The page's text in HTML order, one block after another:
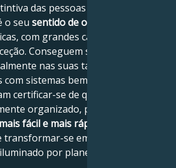
das pessoas nascidas sob o
o seu sentido de ordem e sistema
com grandes capacidades
Conseguem sempre
nas suas tarefas. Tendem
sistemas bem pensados e
certificar-se de que tudo à sua
organizado, porque
fácil e mais rápido
se em pedantismo se
por planetas.